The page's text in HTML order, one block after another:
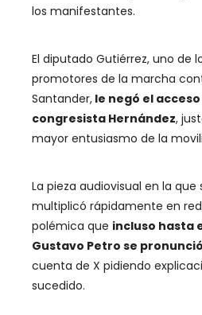
los manifestantes.
El diputado Gutiérrez, uno de
promotores de la marcha
Santander, le negó el
congresista Hernández,
mayor entusiasmo de la
La pieza audiovisual en la
multiplicó rápidamente en
polémica que incluso hasta
Gustavo Petro se pronunció
cuenta de X pidiendo
sucedido.